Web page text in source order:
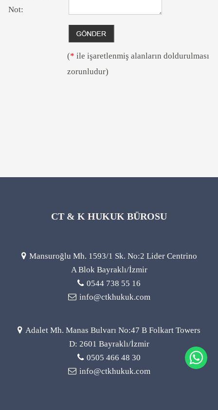
Not:
(* ile işaretlenmiş alanların doldurulması
zorunludur)
CT & K HUKUK BÜROSU
Mansuroğlu Mh. 1593/1 Sk. No:2 Lider Centrino
A Blok Bayraklı/İzmir
0544 738 55 16
info@ctkhukuk.com
Adalet Mh. Manas Bulvarı No:47 B Folkart Towers
D: 2601 Bayraklı/İzmir
0505 466 48 30
info@ctkhukuk.com